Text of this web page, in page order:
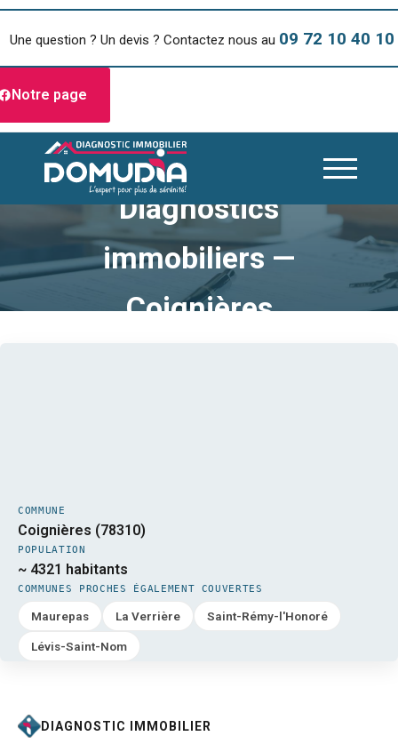
Une question ? Un devis ? Contactez nous au 09 72 10 40 10
Notre page
Diagnostics
immobiliers —
Coignières
COMMUNE
Coignières (78310)
POPULATION
~ 4321 habitants
COMMUNES PROCHES ÉGALEMENT COUVERTES
Maurepas La Verrière Saint-Rémy-l'Honoré
Lévis-Saint-Nom
DIAGNOSTIC IMMOBILIER